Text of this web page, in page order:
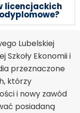
licencjackich
Lubelskiej
Szkoły Ekonomii i
przeznaczone
którzy
i nowy zawód
posiadaną